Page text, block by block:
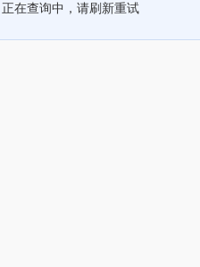
正在查询中，请刷新重试